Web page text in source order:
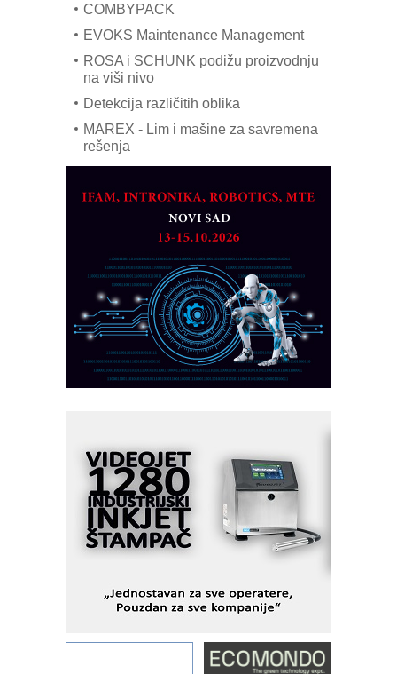
COMBYPACK
EVOKS Maintenance Management
ROSA i SCHUNK podižu proizvodnju
na viši nivo
Detekcija različitih oblika
MAREX - Lim i mašine za savremena
rešenja
partner
CTO - Prilagodite svoju toplinsku
Razvoj asortimanskog pravca MINI-
PLC AKYTEC
AUKOM: Svetski standard metrologije
dostupan u Srbiji
MOTOMAN – NEXT-Robotika vođena
veštačkom inteligencijom
I.SAFE MOBILE revolucioniše
Fleksibilno stezanje i brzo
podešavanje u proizvodnji prototipova
KIP KOP – napredna rešenja za
savremene industrijske i logističke
objekte
Alba d.o.o. – 35 godina preciznosti u
IBeRTIM - oprema za ispitivanje
STAUFF – Komponente koje
povećavaju pouzdanost hidrauličkih